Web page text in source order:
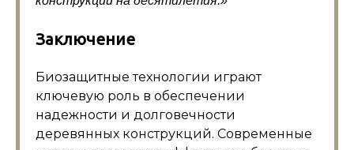
Заключение
Биозащитные технологии играют
ключевую роль в обеспечении
надежности и долговечности
деревянных конструкций. Современные